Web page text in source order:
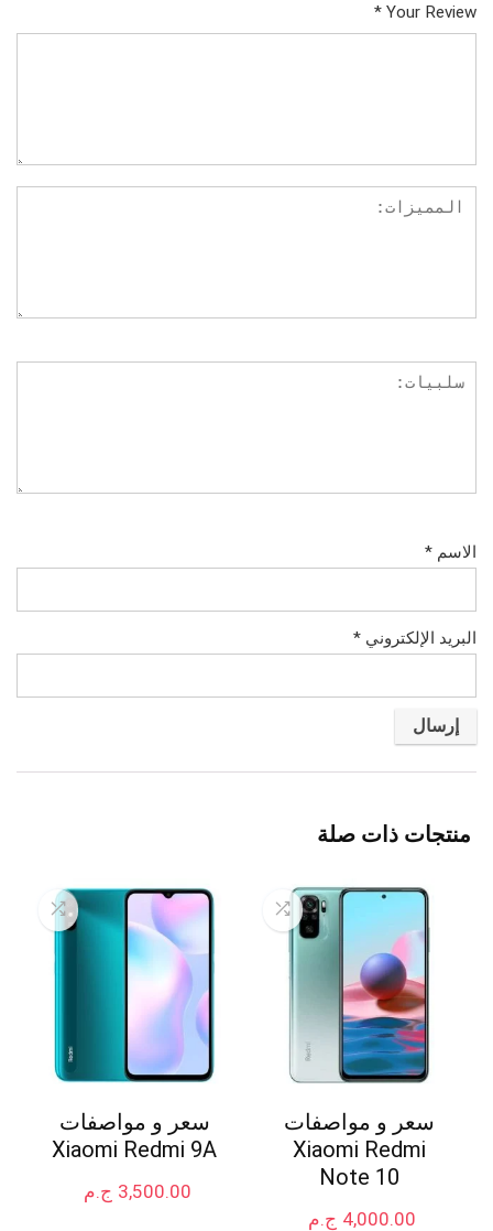
Your Review
*
الاسم *
البريد الإلكتروني *
منتجات ذات صلة
سعر و مواصفات
Xiaomi Redmi
Note 10
ج.م 4,000.00
سعر و مواصفات
Xiaomi Redmi 9A
ج.م 3,500.00